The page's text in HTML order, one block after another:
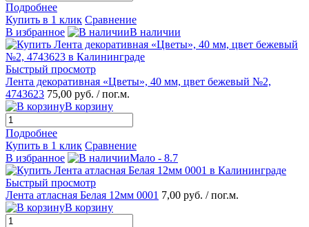
Подробнее
Купить в 1 клик Сравнение
В избранное
В наличии
Быстрый просмотр
Лента декоративная «Цветы», 40 мм, цвет бежевый №2,
4743623 75,00 руб. / пог.м.
В корзину
Подробнее
Купить в 1 клик Сравнение
В избранное
Мало - 8.7
Быстрый просмотр
Лента атласная Белая 12мм 0001 7,00 руб. / пог.м.
В корзину